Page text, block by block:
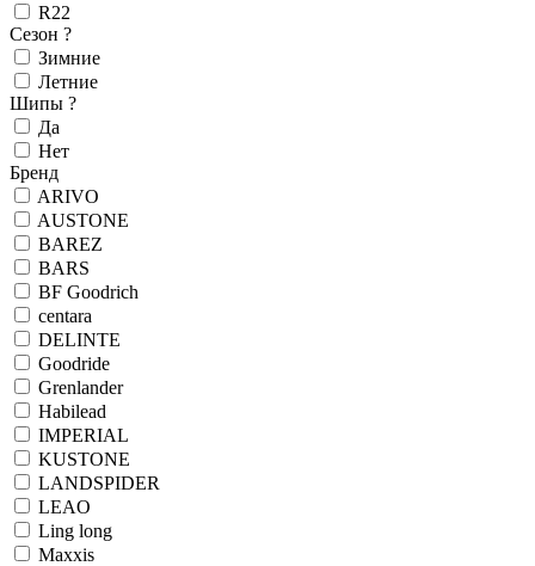
R22
Сезон ?
Зимние
Летние
Шипы ?
Да
Нет
Бренд
ARIVO
AUSTONE
BAREZ
BARS
BF Goodrich
centara
DELINTE
Goodride
Grenlander
Habilead
IMPERIAL
KUSTONE
LANDSPIDER
LEAO
Ling long
Maxxis